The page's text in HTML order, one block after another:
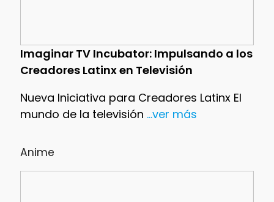
Imaginar TV Incubator: Impulsando a los
Creadores Latinx en Televisión
Nueva Iniciativa para Creadores Latinx El
mundo de la televisión ...ver más
Anime